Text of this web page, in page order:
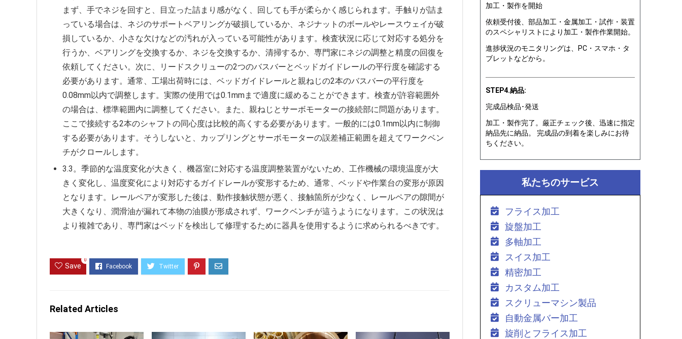
まず、手でネジを回すと、目立った詰まり感がなく、回しても手が柔らかく感じられます。手触りが詰ま
っている場合は、ネジのサポートベアリングが破損しているか、ネジナットのボールやレースウェイが破
損しているか、小さな欠けなどの汚れが入っている可能性があります。検査状況に応じて対応する処分を
行うか、ベアリングを交換するか、ネジを交換するか、清掃するか、専門家にネジの​​調整と精度の回復を
依頼してください。次に、リードスクリューの2つのバスバーとベッドガイドレールの平行度を確認する
必要があります。通常、工場出荷時には、ベッドガイドレールと親ねじの2本のバスバーの平行度を
0.08mm以内で調整します。実際の使用では0.1mmまで適度に緩めることができます。検査が許容範囲外
の場合は、標準範囲内に調整してください。また、親ねじとサーボモーターの接続部に問題があります。
ここで接続する2本のシャフトの同心度は比較的高くする必要があります。一般的には0.1mm以内に制御
する必要があります。そうしないと、カップリングとサーボモーターの誤差補正範囲を超えてワークベン
チがクロールします。
3.3。季節的な温度変化が大きく、機器室に対応する温度調整装置がないため、工作機械の環境温度が大
きく変化し、温度変化により対応するガイドレールが変形するため、通常、ベッドや作業台の変形が原因
となります。レールペアが変形した後は、動作接触状態が悪く、接触箇所が少なく、レールペアの隙間が
大きくなり、潤滑油が漏れて本物の油膜が形成されず、ワークベンチが這うようになります。この状況は
より複雑であり、専門家はベッドを検出して修理するために器具を使用するように求められるべきです。
Save
0
Related Articles
加工・製作を開始
依頼受付後、部品加工・金属加工・試作・装置
のスペシャリストにより加工・製作作業開始。
進捗状況のモニタリングは、PC・スマホ・タ
ブレットなどから。
STEP4.納品:
完成品検品･発送
加工・製作完了。厳正チェック後、迅速に指定
納品先に納品。 完成品の到着を楽しみにお待
ちください。
私たちのサービス
フライス加工
旋盤加工
多軸加工
スイス加工
精密加工
カスタム加工
スクリューマシン製品
自動金属バー加工
旋削とフライス加工